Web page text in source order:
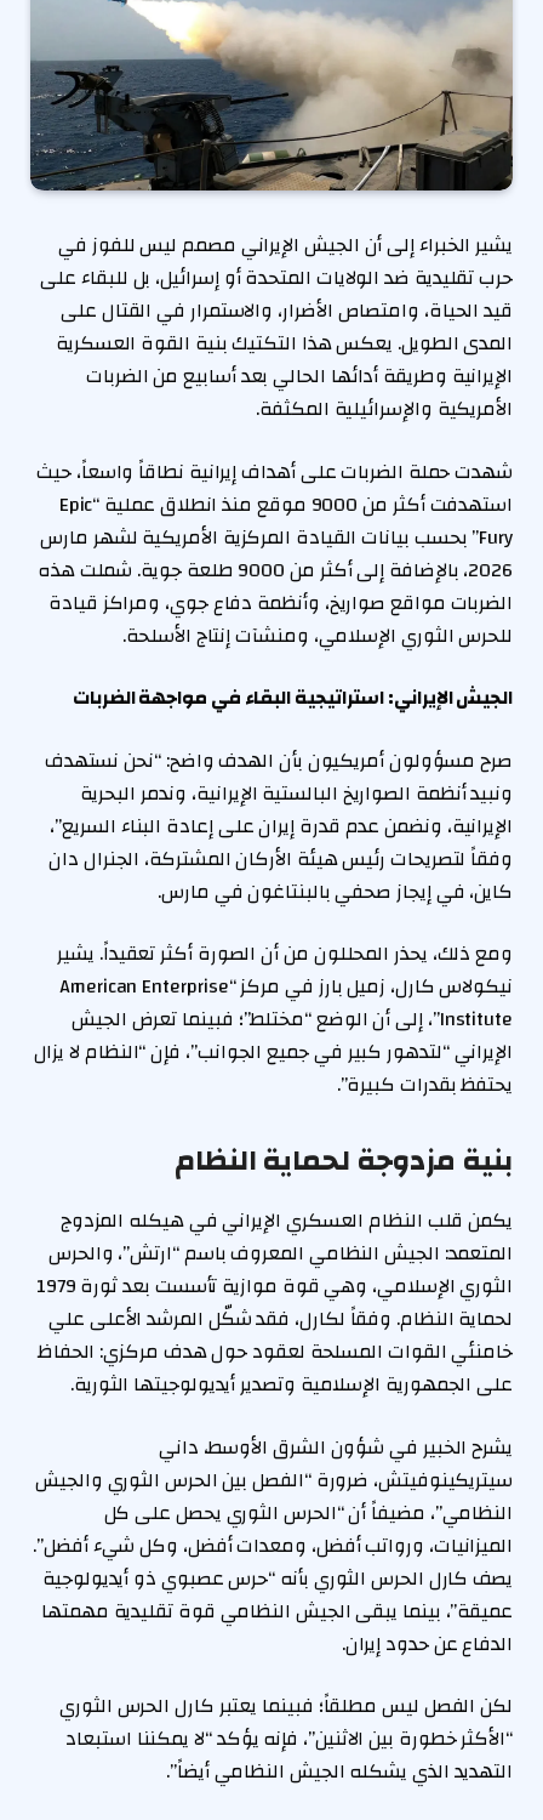
يشير الخبراء إلى أن الجيش الإيراني مصمم ليس للفوز في
حرب تقليدية ضد الولايات المتحدة أو إسرائيل، بل للبقاء على
قيد الحياة، وامتصاص الأضرار، والاستمرار في القتال على
المدى الطويل. يعكس هذا التكتيك بنية القوة العسكرية
الإيرانية وطريقة أدائها الحالي بعد أسابيع من الضربات
الأمريكية والإسرائيلية المكثفة.
شهدت حملة الضربات على أهداف إيرانية نطاقاً واسعاً، حيث
استهدفت أكثر من 9000 موقع منذ انطلاق عملية “Epic
Fury” بحسب بيانات القيادة المركزية الأمريكية لشهر مارس
2026، بالإضافة إلى أكثر من 9000 طلعة جوية. شملت هذه
الضربات مواقع صواريخ، وأنظمة دفاع جوي، ومراكز قيادة
للحرس الثوري الإسلامي، ومنشآت إنتاج الأسلحة.
الجيش الإيراني: استراتيجية البقاء في مواجهة الضربات
صرح مسؤولون أمريكيون بأن الهدف واضح: “نحن نستهدف
ونبيد أنظمة الصواريخ البالستية الإيرانية، وندمر البحرية
الإيرانية، ونضمن عدم قدرة إيران على إعادة البناء السريع”،
وفقاً لتصريحات رئيس هيئة الأركان المشتركة، الجنرال دان
كاين، في إيجاز صحفي بالبنتاغون في مارس.
ومع ذلك، يحذر المحللون من أن الصورة أكثر تعقيداً. يشير
نيكولاس كارل، زميل بارز في مركز “American Enterprise
Institute”، إلى أن الوضع “مختلط”؛ فبينما تعرض الجيش
الإيراني “لتدهور كبير في جميع الجوانب”، فإن “النظام لا يزال
يحتفظ بقدرات كبيرة”.
بنية مزدوجة لحماية النظام
يكمن قلب النظام العسكري الإيراني في هيكله المزدوج
المتعمد: الجيش النظامي المعروف باسم “ارتش”، والحرس
الثوري الإسلامي، وهي قوة موازية تأسست بعد ثورة 1979
لحماية النظام. وفقاً لكارل، فقد شكّل المرشد الأعلى علي
خامنئي القوات المسلحة لعقود حول هدف مركزي: الحفاظ
على الجمهورية الإسلامية وتصدير أيديولوجيتها الثورية.
يشرح الخبير في شؤون الشرق الأوسط، داني
سيتريكينوفيتش، ضرورة “الفصل بين الحرس الثوري والجيش
النظامي”، مضيفاً أن “الحرس الثوري يحصل على كل
الميزانيات، ورواتب أفضل، ومعدات أفضل، وكل شيء أفضل”.
يصف كارل الحرس الثوري بأنه “حرس عصبوي ذو أيديولوجية
عميقة”، بينما يبقى الجيش النظامي قوة تقليدية مهمتها
الدفاع عن حدود إيران.
لكن الفصل ليس مطلقاً؛ فبينما يعتبر كارل الحرس الثوري
“الأكثر خطورة بين الاثنين”، فإنه يؤكد “لا يمكننا استبعاد
التهديد الذي يشكله الجيش النظامي أيضاً”.